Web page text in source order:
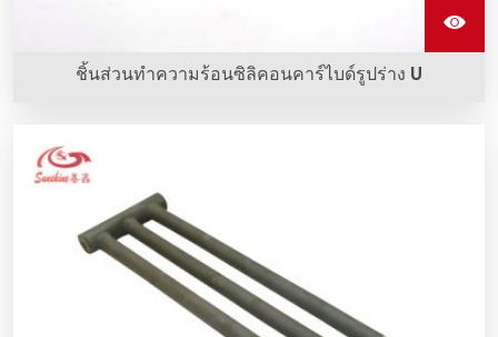
ชิ้นส่วนทำความร้อนซิลิคอนคาร์ไบด์รูปร่าง U